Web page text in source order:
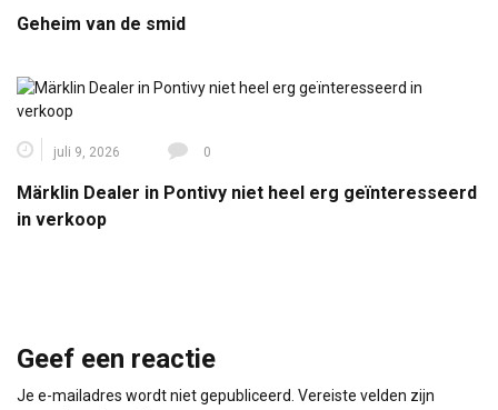
Geheim van de smid
juli 9, 2026 0
Märklin Dealer in Pontivy niet heel erg geïnteresseerd
in verkoop
Geef een reactie
Je e-mailadres wordt niet gepubliceerd. Vereiste velden zijn